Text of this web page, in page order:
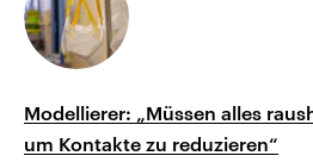
Modellierer: „Müssen alles
um Kontakte zu reduzieren“